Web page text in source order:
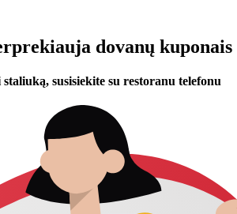
dovanų
susisiekite su restoranu telefonu